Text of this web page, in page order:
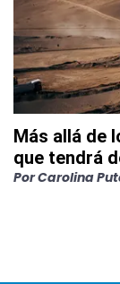
Más allá de
que tendrá
PorCarolina